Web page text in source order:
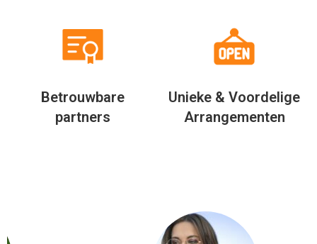
Betrouwbare
partners
Unieke & Voordelige
Arrangementen